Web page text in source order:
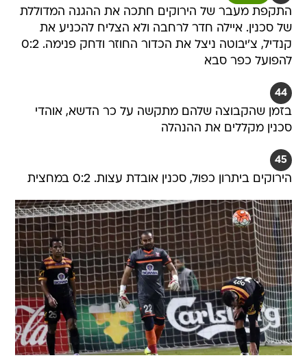
התקפת מעבר של הירוקים חתכה את ההגנה המדוללת
של סכנין. איילה חדר לרחבה ולא הצליח להכניע את
קנדיל, צ'יבוטה ניצל את הכדור החוזר ודחק פנימה. 0:2
להפועל כפר סבא
44
בזמן שהקבוצה שלהם מתקשה על כר הדשא, אוהדי
סכנין מקללים את ההנהלה
45
הירוקים ביתרון כפול, סכנין אובדת עצות. 0:2 במחצית